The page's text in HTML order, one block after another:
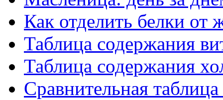
Как отделить белки от
Таблица содержания
Таблица содержания
Сравнительная